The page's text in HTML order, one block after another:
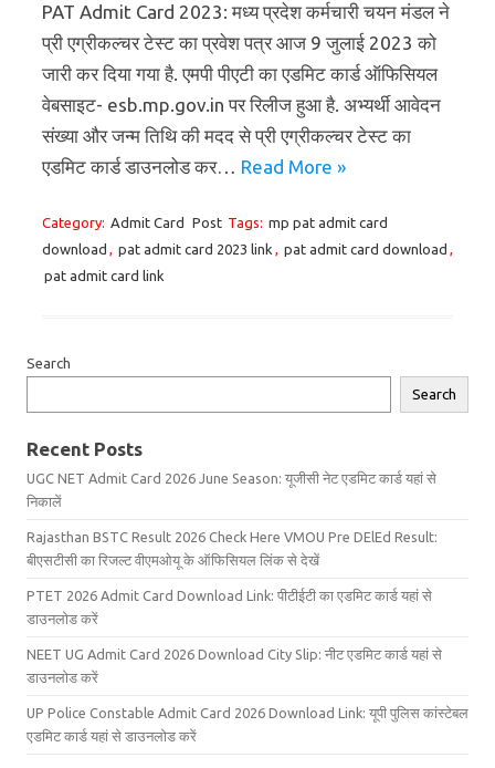
PAT Admit Card 2023: मध्य प्रदेश कर्मचारी चयन मंडल ने
प्री एग्रीकल्चर टेस्ट का प्रवेश पत्र आज 9 जुलाई 2023 को
जारी कर दिया गया है. एमपी पीएटी का एडमिट कार्ड ऑफिसियल
वेबसाइट- esb.mp.gov.in पर रिलीज हुआ है. अभ्यर्थी आवेदन
संख्या और जन्म तिथि की मदद से प्री एग्रीकल्चर टेस्ट का
एडमिट कार्ड डाउनलोड कर… Read More »
Category: Admit Card Post Tags: mp pat admit card
download , pat admit card 2023 link , pat admit card download ,
pat admit card link
Search
Search
Recent Posts
UGC NET Admit Card 2026 June Season: यूजीसी नेट एडमिट कार्ड यहां से
निकालें
Rajasthan BSTC Result 2026 Check Here VMOU Pre DElEd Result:
बीएसटीसी का रिजल्ट वीएमओयू के ऑफिसियल लिंक से देखें
PTET 2026 Admit Card Download Link: पीटीईटी का एडमिट कार्ड यहां से
डाउनलोड करें
NEET UG Admit Card 2026 Download City Slip: नीट एडमिट कार्ड यहां से
डाउनलोड करें
UP Police Constable Admit Card 2026 Download Link: यूपी पुलिस कांस्टेबल
एडमिट कार्ड यहां से डाउनलोड करें